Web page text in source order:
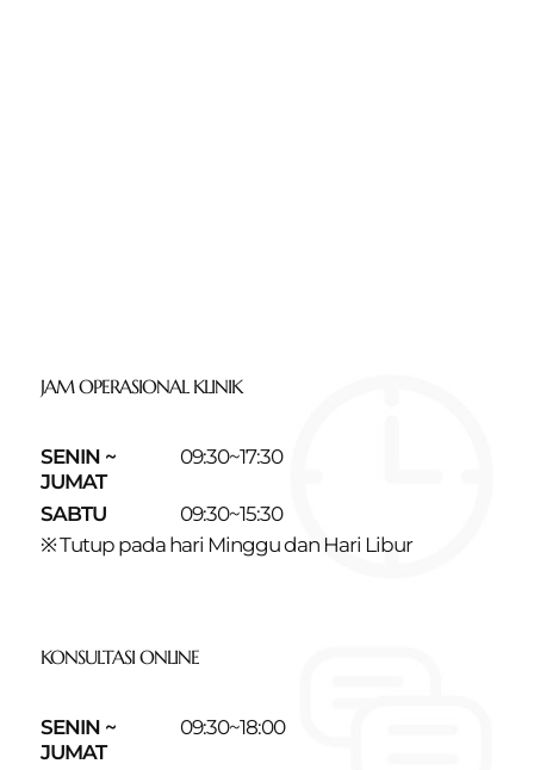
JAM OPERASIONAL KLINIK
SENIN ~
JUMAT
09:30~17:30
SABTU
09:30~15:30
※ Tutup pada hari Minggu dan Hari Libur
KONSULTASI ONLINE
SENIN ~
JUMAT
09:30~18:00